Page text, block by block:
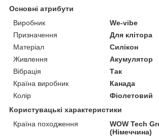
Основні атрибути
Виробник
We-vibe
Призначення
Для клітора
Матеріал
Силікон
Живлення
Акумулятор
Вібрація
Так
Країна виробник
Канада
Колір
Фіолетовий
Користувацькі характеристики
Країна походження
WOW Tech
(Німеччина)